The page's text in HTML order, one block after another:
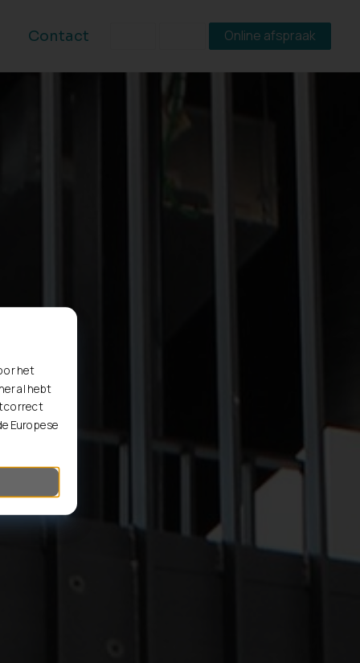
Contact Online afspraak
het
al hebt
correct
Europese